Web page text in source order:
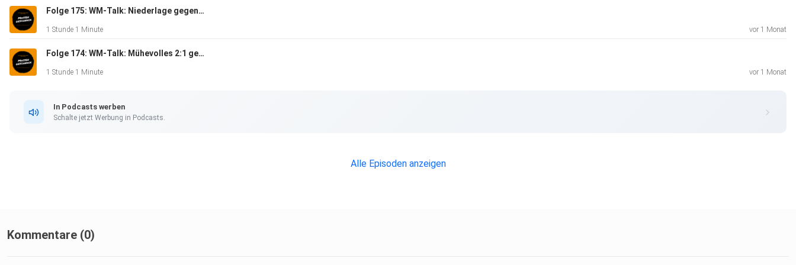
Folge 175: WM-Talk: Niederlage gegen Ecuador - Massengeschnack
1 Stunde 1 Minute vor 1 Monat
Folge 174: WM-Talk: Mühevolles 2:1 gegen die Elfenbeinküste - Massengeschnack
1 Stunde 1 Minute vor 1 Monat
In Podcasts werben
Schalte jetzt Werbung in Podcasts.
Alle Episoden anzeigen
Kommentare (0)